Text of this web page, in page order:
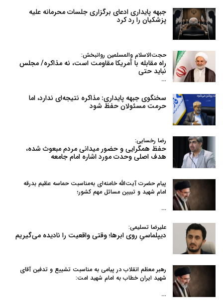
جبهه پایداری ادعای برگزاری جلسات محرمانه علیه
پزشکیان را رد کرد
حجت‌الاسلام والمسلمین روانبخش:
راه مقابله با آمریکا مقاومت است، نه مذاکره/ مجلس
نباید حتی
…
سخنگوی جبهه پایداری: مذاکره نتیجه‌ای ندارد، اما
حرمت مسئولان حفظ شود
رضا رخسایی:
حفظ همگرایی و حضور میدانی مردم مبعوث شده،
هدف اصلی وحدت مورد اشاره امام جامعه
پیام حضرت آیت‌الله خامنه‌ای به‌مناسبت حماسه عظیم بدرقه
امام شهید و تبیین مسائل مهم کشور؛
…
علیرضا تسلیمی:
دیپلماسیِ روی ابرها؛ وقتی واقعیت را نادیده می‌گیریم
رهبر معظم انقلاب در پیامی به‌ مناسبت تشییع و تدفین آقای
شهید ایران خطاب به امام شهید امت:
…